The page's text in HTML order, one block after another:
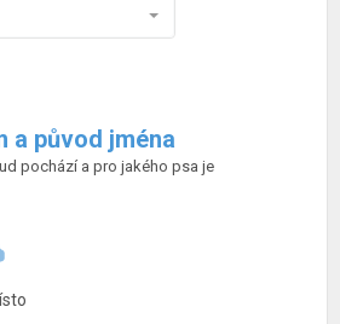
a původ jména
pochází a pro jakého psa je